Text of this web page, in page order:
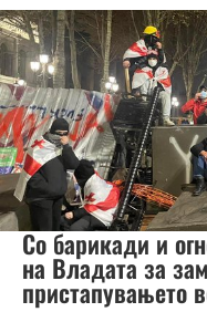
Со барикади и
на Владата за
пристапувањето